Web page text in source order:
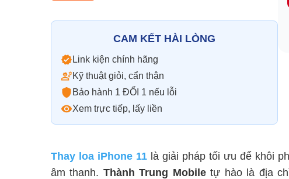
CAM KẾT HÀI LÒNG
Link kiện chính hãng
Kỹ thuật giỏi, cẩn thận
Bảo hành 1 ĐỔI 1 nếu lỗi
Xem trực tiếp, lấy liền
Thay loa iPhone 11 là giải pháp tối ưu để khôi
âm thanh. Thành Trung Mobile tự hào là địa